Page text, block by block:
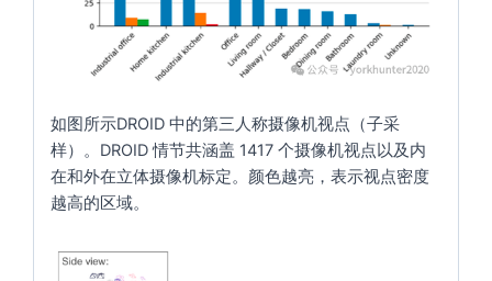
如图所示DROID 中的第三人称摄像机视点（子采
样）。DROID 情节共涵盖 1417 个摄像机视点以及内
在和外在立体摄像机标定。颜色越亮，表示视点密度
越高的区域。